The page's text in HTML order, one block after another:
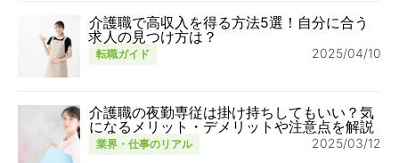
介護職で高収入を得る方法5選！自分に合う
求人の見つけ方は？
転職ガイド 2025/04/10
介護職の夜勤専従は掛け持ちしてもいい？気
になるメリット・デメリットや注意点を解説
業界・仕事のリアル 2025/03/12